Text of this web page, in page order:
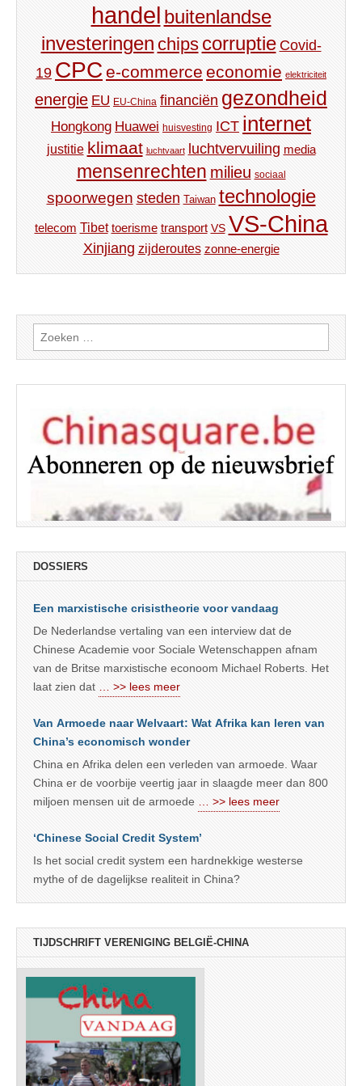
handel buitenlandse
investeringen chips corruptie Covid-
19 CPC e-commerce economie elektriciteit
energie EU EU-China financiën gezondheid
Hongkong Huawei huisvesting ICT internet
justitie klimaat luchtvaart luchtvervuiling media
mensenrechten milieu sociaal
spoorwegen steden Taiwan technologie
telecom Tibet toerisme transport VS VS-China
Xinjiang zijderoutes zonne-energie
Zoeken
naar:
DOSSIERS
Een marxistische crisistheorie voor vandaag
De Nederlandse vertaling van een interview dat de
Chinese Academie voor Sociale Wetenschappen afnam
van de Britse marxistische econoom Michael Roberts. Het
laat zien dat
… >> lees meer
Van Armoede naar Welvaart: Wat Afrika kan leren van
China’s economisch wonder
China en Afrika delen een verleden van armoede. Waar
China er de voorbije veertig jaar in slaagde meer dan 800
miljoen mensen uit de armoede
… >> lees meer
‘Chinese Social Credit System’
Is het social credit system een hardnekkige westerse
mythe of de dagelijkse realiteit in China?
TIJDSCHRIFT VERENIGING BELGIË-CHINA